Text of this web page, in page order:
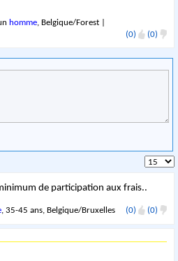
homme, Belgique/Forest |
(0) (0)
de participation aux frais..
, 35-45 ans, Belgique/Bruxelles (0) (0)